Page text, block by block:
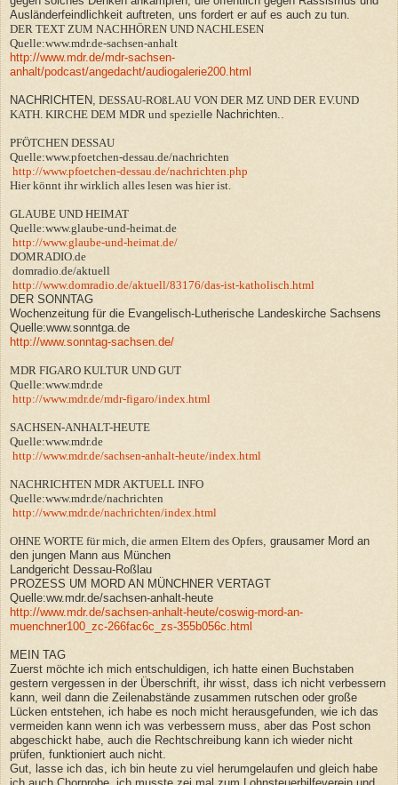
Ausländerfeindlichkeit auftreten, uns fordert er auf es auch zu tun.
DER TEXT ZUM NACHHÖREN UND NACHLESEN
Quelle:www.mdr.de-sachsen-anhalt
http://www.mdr.de/mdr-sachsen-
anhalt/podcast/angedacht/audiogalerie200.html
NACHRICHTEN, DESSAU-ROßLAU VON DER MZ UND DER EV.UND
KATH. KIRCHE DEM MDR und speziel le Nachrichten..
PFÖTCHEN DESSAU
Quelle:www.pfoetchen-dessau.de/nachrichten
http://www.pfoetchen-dessau.de/nachrichten.php
Hier könnt ihr wirklich alles lesen was hier ist.
GLAUBE UND HEIMAT
Quelle:www.glaube-und-heimat.de
http://www.glaube-und-heimat.de/
DOMRADIO.de
domradio.de/aktuell
http://www.domradio.de/aktuell/83176/das-ist-katholisch.html
DER SONNTAG
Wochenzeitung für die Evangelisch-Lutherische Landeskirche Sachsens
Quelle:www.sonntga.de
http://www.sonntag-sachsen.de/
MDR FIGARO KULTUR UND GUT
Quelle:www.mdr.de
http://www.mdr.de/mdr-figaro/index.html
SACHSEN-ANHALT-HEUTE
Quelle:www.mdr.de
http://www.mdr.de/sachsen-anhalt-heute/index.html
NACHRICHTEN MDR AKTUELL INFO
Quelle:www.mdr.de/nachrichten
http://www.mdr.de/nachrichten/index.html
OHNE WORTE für mich, die armen Eltern des Opfers , grausamer Mord an
den jungen Mann aus München
Landgericht Dessau-Roßlau
PROZESS UM MORD AN MÜNCHNER VERTAGT
Quelle:ww.mdr.de/sachsen-anhalt-heute
http://www.mdr.de/sachsen-anhalt-heute/coswig-mord-an-
muenchner100_zc-266fac6c_zs-355b056c.html
MEIN TAG
Zuerst möchte ich mich entschuldigen, ich hatte einen Buchstaben
gestern vergessen in der Überschrift, ihr wisst, dass ich nicht verbessern
kann, weil dann die Zeilenabstände zusammen rutschen oder große
Lücken entstehen, ich habe es noch micht herausgefunden, wie ich das
vermeiden kann wenn ich was verbessern muss, aber das Post schon
abgeschickt habe, auch die Rechtschreibung kann ich wieder nicht
prüfen, funktioniert auch nicht.
Gut, lasse ich das, ich bin heute zu viel herumgelaufen und gleich habe